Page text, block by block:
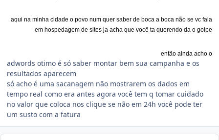
aqui na minha cidade o povo num quer saber de boca a boca não se vc fala
em hospedagem de sites ja acha que você ta querendo da o golpe
então ainda acho o
adwords otimo é só saber montar bem sua campanha e os
resultados aparecem
só acho é uma sacanagem não mostrarem os dados em
tempo real como era antes agora você tem q tomar cuidado
no valor que coloca nos clique se não em 24h você pode ter
um susto com a fatura